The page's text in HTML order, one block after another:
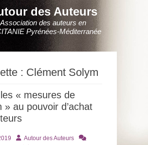
des Auteurs
Association des auteurs en
Pyrénées-Méditerranée
: Clément Solym
« mesures de
» au pouvoir d’achat
AuteurAutour des Auteurs